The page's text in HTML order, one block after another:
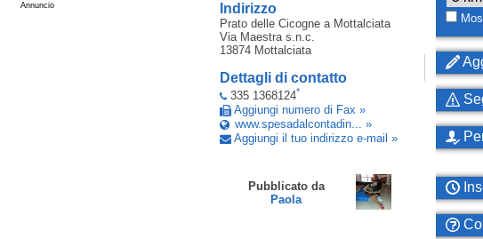
Indirizzo
Prato delle Cicognea Mottalciata
Via Maestra s.n.c.
13874 Mottalciata
Dettagli di contatto
335 1368124*
Aggiungi numero di Fax »
www.spesadalcontadin... »
Aggiungi il tuo indirizzo e-mail »
Pubblicato da
Paola
Annuncio